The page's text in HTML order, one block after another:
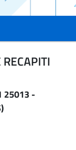
25013 -